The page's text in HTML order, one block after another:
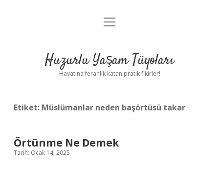
Anasayfa
Yasal Uyarı
menüyü
Huzurlu Yaşam Tüyoları
Hayatına ferahlık katan pratik fikirler!
Etiket: Müslümanlar neden başörtüsü takar
Örtünme Ne Demek
Tarih: Ocak 14, 2025